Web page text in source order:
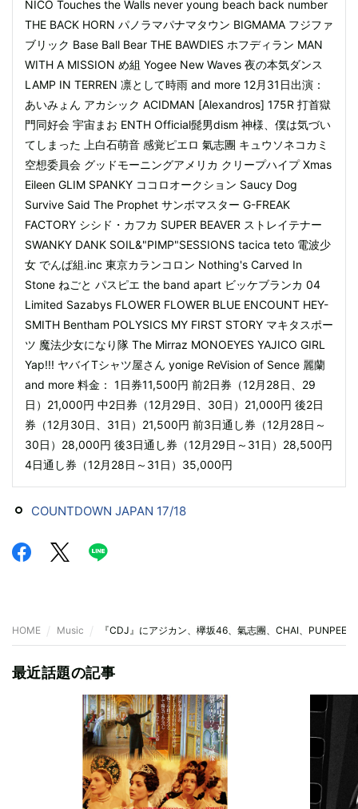
NICO Touches the Walls never young beach back number
THE BACK HORN パノラマパナマタウン BIGMAMA フジファ
ブリック Base Ball Bear THE BAWDIES ホフディラン MAN
WITH A MISSION め組 Yogee New Waves 夜の本気ダンス
LAMP IN TERREN 凛として時雨 and more 12月31日出演：
あいみょん アカシック ACIDMAN [Alexandros] 175R 打首獄
門同好会 宇宙まお ENTH Official髭男dism 神様、僕は気づい
てしまった 上白石萌音 感覚ピエロ 氣志團 キュウソネコカミ
空想委員会 グッドモーニングアメリカ クリープハイプ Xmas
Eileen GLIM SPANKY ココロオークション Saucy Dog
Survive Said The Prophet サンボマスター G-FREAK
FACTORY シシド・カフカ SUPER BEAVER ストレイテナー
SWANKY DANK SOIL&"PIMP"SESSIONS tacica teto 電波少
女 でんぱ組.inc 東京カランコロン Nothing's Carved In
Stone ねごと パスピエ the band apart ビッケブランカ 04
Limited Sazabys FLOWER FLOWER BLUE ENCOUNT HEY-
SMITH Bentham POLYSICS MY FIRST STORY マキタスポー
ツ 魔法少女になり隊 The Mirraz MONOEYES YAJICO GIRL
Yap!!! ヤバイTシャツ屋さん yonige ReVision of Sence 麗蘭
and more 料金： 1日券11,500円 前2日券（12月28日、29
日）21,000円 中2日券（12月29日、30日）21,000円 後2日
券（12月30日、31日）21,500円 前3日通し券（12月28日～
30日）28,000円 後3日通し券（12月29日～31日）28,500円
4日通し券（12月28日～31日）35,000円
COUNTDOWN JAPAN 17/18
HOME Music 『CDJ』にアジカン、欅坂46、氣志團、CHAI、PUNPEE
最近話題の記事